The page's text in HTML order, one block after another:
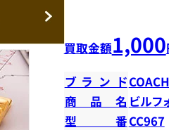
買取金額1,000
ブランドCOACH
商品名 ビルフ
型番CC967